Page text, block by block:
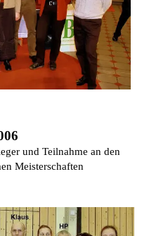
und Teilnahme an den
Meisterschaften